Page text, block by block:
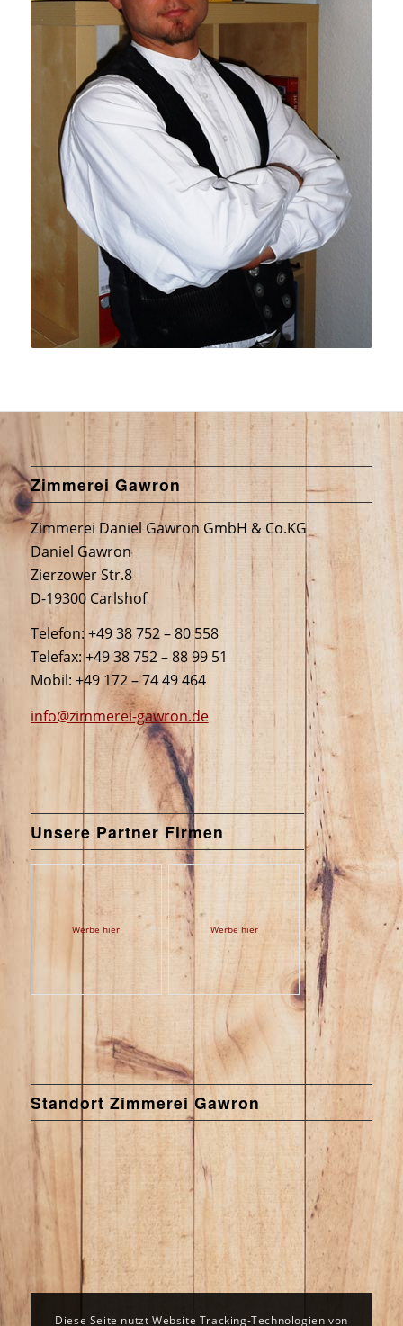
Daniel Gawron
Zimmerei Gawron
Zimmerei Daniel Gawron GmbH & Co.KG
Daniel Gawron
Zierzower Str.8
D-19300 Carlshof
Telefon: +49 38 752 – 80 558
Telefax: +49 38 752 – 88 99 51
Mobil: +49 172 – 74 49 464
info@zimmerei-gawron.de
Unsere Partner Firmen
Werbe hier Werbe hier
Standort Zimmerei Gawron
Diese Seite nutzt Website Tracking-Technologien von